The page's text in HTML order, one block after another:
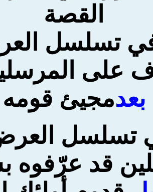
القصة
تسلسل
على
بعدمجيئ قومه
تسلسل
قد عرّفوه